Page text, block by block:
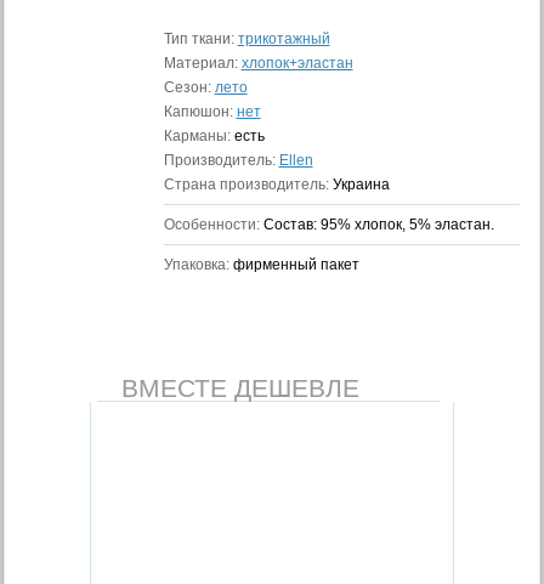
Тип ткани: трикотажный
Материал: хлопок+эластан
Сезон: лето
Капюшон: нет
Карманы: есть
Производитель: Ellen
Страна производитель: Украина
Особенности: Состав: 95% хлопок, 5% эластан.
Упаковка: фирменный пакет
ВМЕСТЕ ДЕШЕВЛЕ